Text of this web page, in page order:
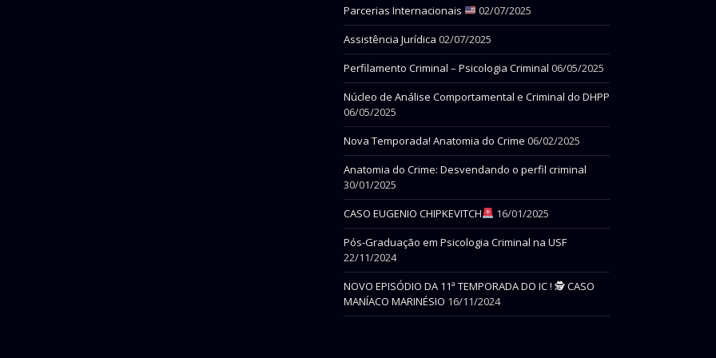
Parcerias Internacionais
02/07/2025
Assistência Jurídica 02/07/2025
Perfilamento Criminal – Psicologia Criminal 06/05/2025
Núcleo de Análise Comportamental e Criminal do DHPP
06/05/2025
Nova Temporada! Anatomia do Crime 06/02/2025
Anatomia do Crime: Desvendando o perfil criminal
30/01/2025
CASO EUGENIO CHIPKEVITCH
16/01/2025
Pós-Graduação em Psicologia Criminal na USF
22/11/2024
NOVO EPISÓDIO DA 11ª TEMPORADA DO IC ! 🕵 CASO
MANÍACO MARINÉSIO 16/11/2024